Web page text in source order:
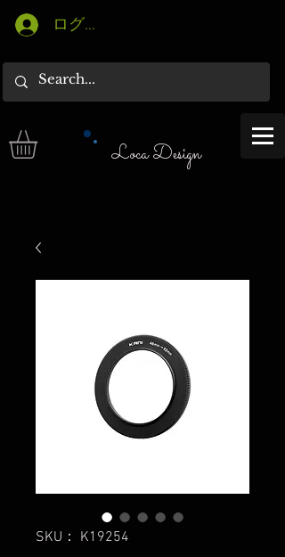
ログイン
Loca Design
SKU： K19254